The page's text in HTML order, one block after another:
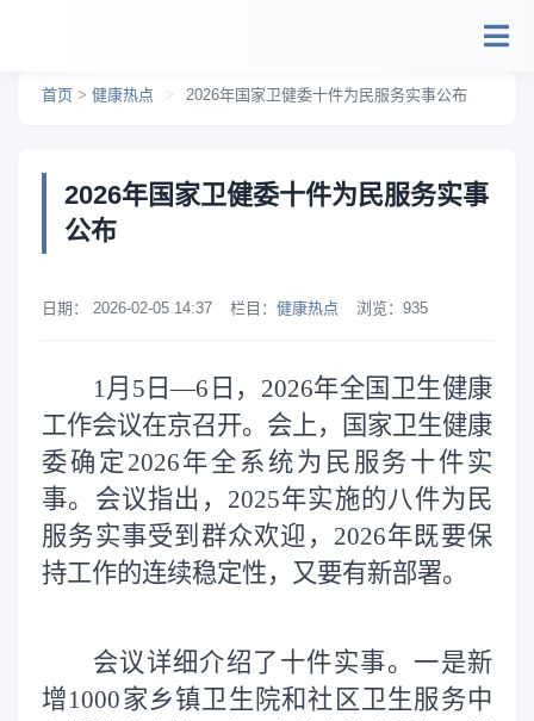
首页 > 健康热点 > 2026年国家卫健委十件为民服务实事公布
2026年国家卫健委十件为民服务实事
公布
日期： 2026-02-05 14:37 栏目： 健康热点 浏览： 935
1 月 5 日—6 日， 2026年全国卫生健康
工作会议在京召开。会上，国家卫生健康
委确定 2026年全系统为民服务十件实
事。会议指出， 2025年实施的八件为民
服务实事受到群众欢迎， 2026年既要保
持工作的连续稳定性，又要有新部署。
会议详细介绍了十件实事。一是新
增1000家乡镇卫生院和社区卫生服务中